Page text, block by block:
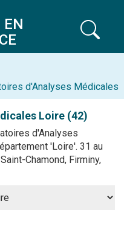
EN
d'Analyses Médicales
Loire (42)
d'Analyses
'Loire'. 31 au
Chamond, Firminy,